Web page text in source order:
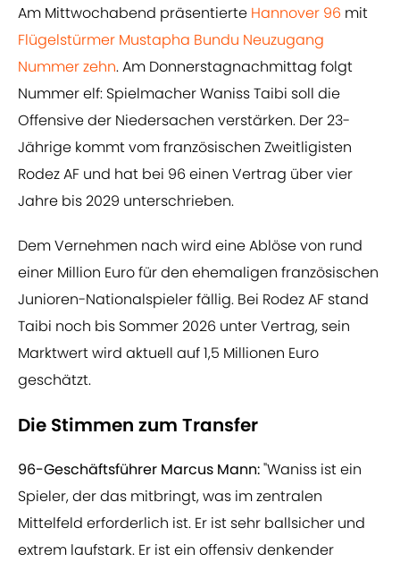
Am Mittwochabend präsentierte Hannover 96 mit
Flügelstürmer Mustapha Bundu Neuzugang
Nummer zehn. Am Donnerstagnachmittag folgt
Nummer elf: Spielmacher Waniss Taibi soll die
Offensive der Niedersachen verstärken. Der 23-
Jährige kommt vom französischen Zweitligisten
Rodez AF und hat bei 96 einen Vertrag über vier
Jahre bis 2029 unterschrieben.
Dem Vernehmen nach wird eine Ablöse von rund
einer Million Euro für den ehemaligen französischen
Junioren-Nationalspieler fällig. Bei Rodez AF stand
Taibi noch bis Sommer 2026 unter Vertrag, sein
Marktwert wird aktuell auf 1,5 Millionen Euro
geschätzt.
Die Stimmen zum Transfer
96-Geschäftsführer Marcus Mann:"Waniss ist ein
Spieler, der das mitbringt, was im zentralen
Mittelfeld erforderlich ist. Er ist sehr ballsicher und
extrem laufstark. Er ist ein offensiv denkender